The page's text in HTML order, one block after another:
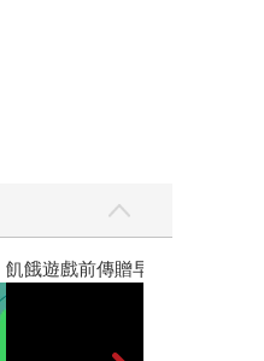
教場電影版